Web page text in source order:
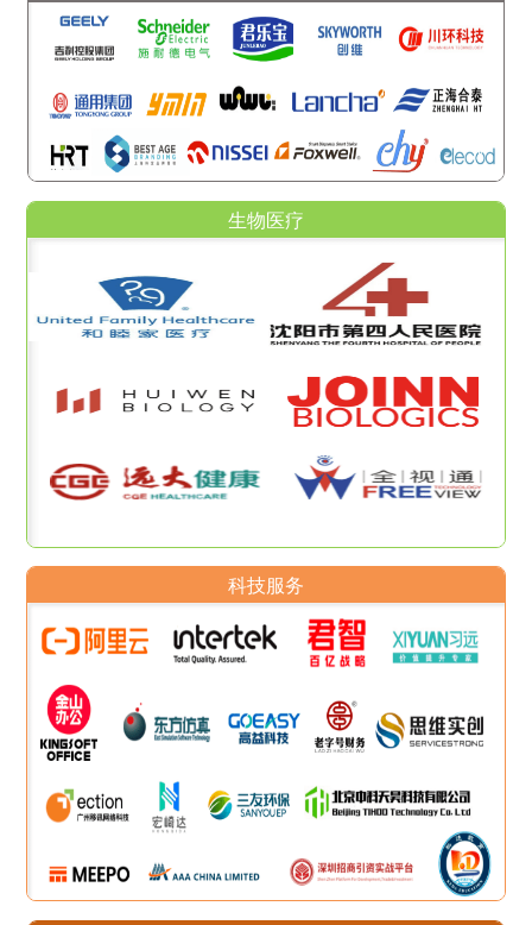
生物医疗
科技服务